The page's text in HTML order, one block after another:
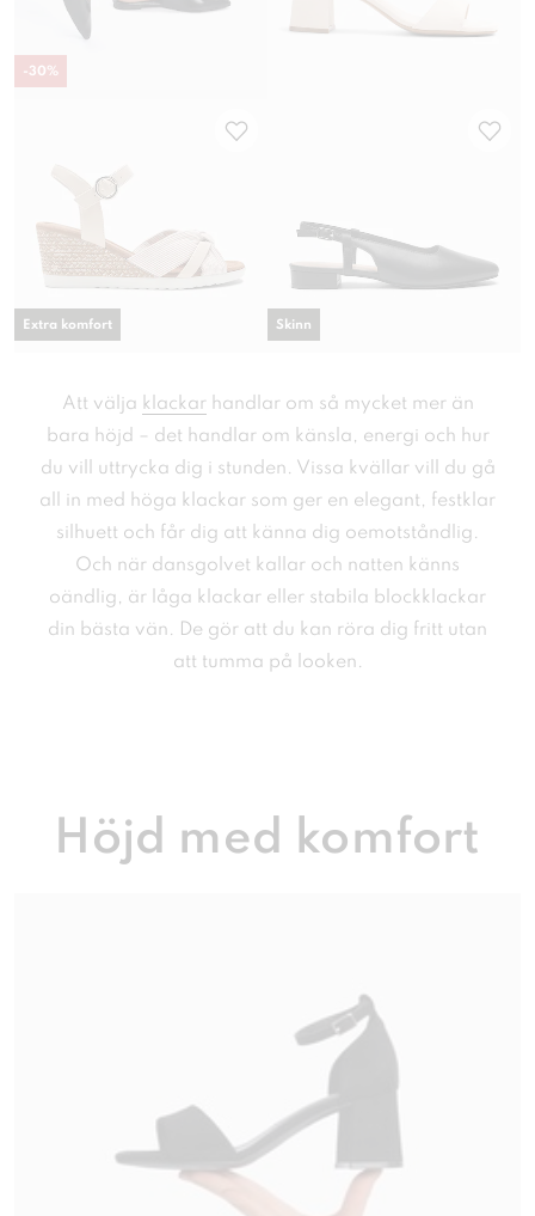
-30%
Extra komfort Skinn
Att välja klackar handlar om så mycket mer än
bara höjd – det handlar om känsla, energi och hur
du vill uttrycka dig i stunden. Vissa kvällar vill du gå
all in med höga klackar som ger en elegant, festklar
silhuett och får dig att känna dig oemotståndlig.
Och när dansgolvet kallar och natten känns
oändlig, är låga klackar eller stabila blockklackar
din bästa vän. De gör att du kan röra dig fritt utan
att tumma på looken.
Höjd med komfort